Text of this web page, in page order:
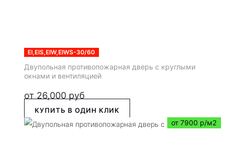
EI,EIS,EIW,EIWS-30/60
Двупольная противопожарная дверь с круглыми
окнами и вентиляцией
от 26,000 руб
КУПИТЬ В ОДИН КЛИК
от 7900 р/м2